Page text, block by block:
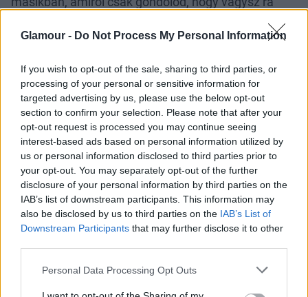
Glamour - Do Not Process My Personal Information
If you wish to opt-out of the sale, sharing to third parties, or
processing of your personal or sensitive information for
targeted advertising by us, please use the below opt-out
section to confirm your selection. Please note that after your
opt-out request is processed you may continue seeing
interest-based ads based on personal information utilized by
us or personal information disclosed to third parties prior to
your opt-out. You may separately opt-out of the further
disclosure of your personal information by third parties on the
IAB’s list of downstream participants. This information may
also be disclosed by us to third parties on the IAB’s List of
Downstream Participants that may further disclose it to other
Please note that this website/app uses one or more Google
Personal Data Processing Opt Outs
keresgélsz, rátalálsz az igazira – aki első pillantásra
hittél.